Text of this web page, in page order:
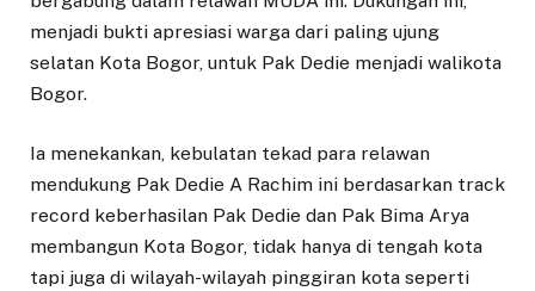
menjadi bukti apresiasi warga dari paling ujung
selatan Kota Bogor, untuk Pak Dedie menjadi walikota
Bogor.
Ia menekankan, kebulatan tekad para relawan
mendukung Pak Dedie A Rachim ini berdasarkan track
record keberhasilan Pak Dedie dan Pak Bima Arya
membangun Kota Bogor, tidak hanya di tengah kota
tapi juga di wilayah-wilayah pinggiran kota seperti